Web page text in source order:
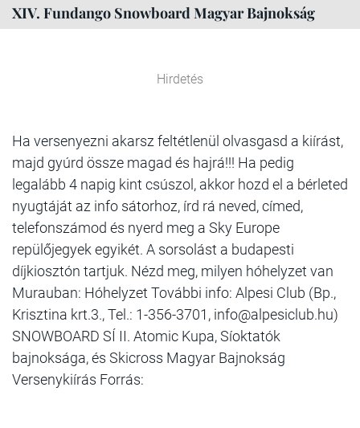
XIV. Fundango Snowboard Magyar Bajnokság
Hirdetés
Ha versenyezni akarsz feltétlenül olvasgasd a kiírást,
majd gyúrd össze magad és hajrá!!! Ha pedig
legalább 4 napig kint csúszol, akkor hozd el a bérleted
nyugtáját az info sátorhoz, írd rá neved, címed,
telefonszámod és nyerd meg a Sky Europe
repülőjegyek egyikét. A sorsolást a budapesti
díjkiosztón tartjuk. Nézd meg, milyen hóhelyzet van
Murauban: Hóhelyzet További info: Alpesi Club (Bp.,
Krisztina krt.3., Tel.: 1-356-3701, info@alpesiclub.hu)
SNOWBOARD SÍ II. Atomic Kupa, Síoktatók
bajnoksága, és Skicross Magyar Bajnokság
Versenykiírás Forrás: